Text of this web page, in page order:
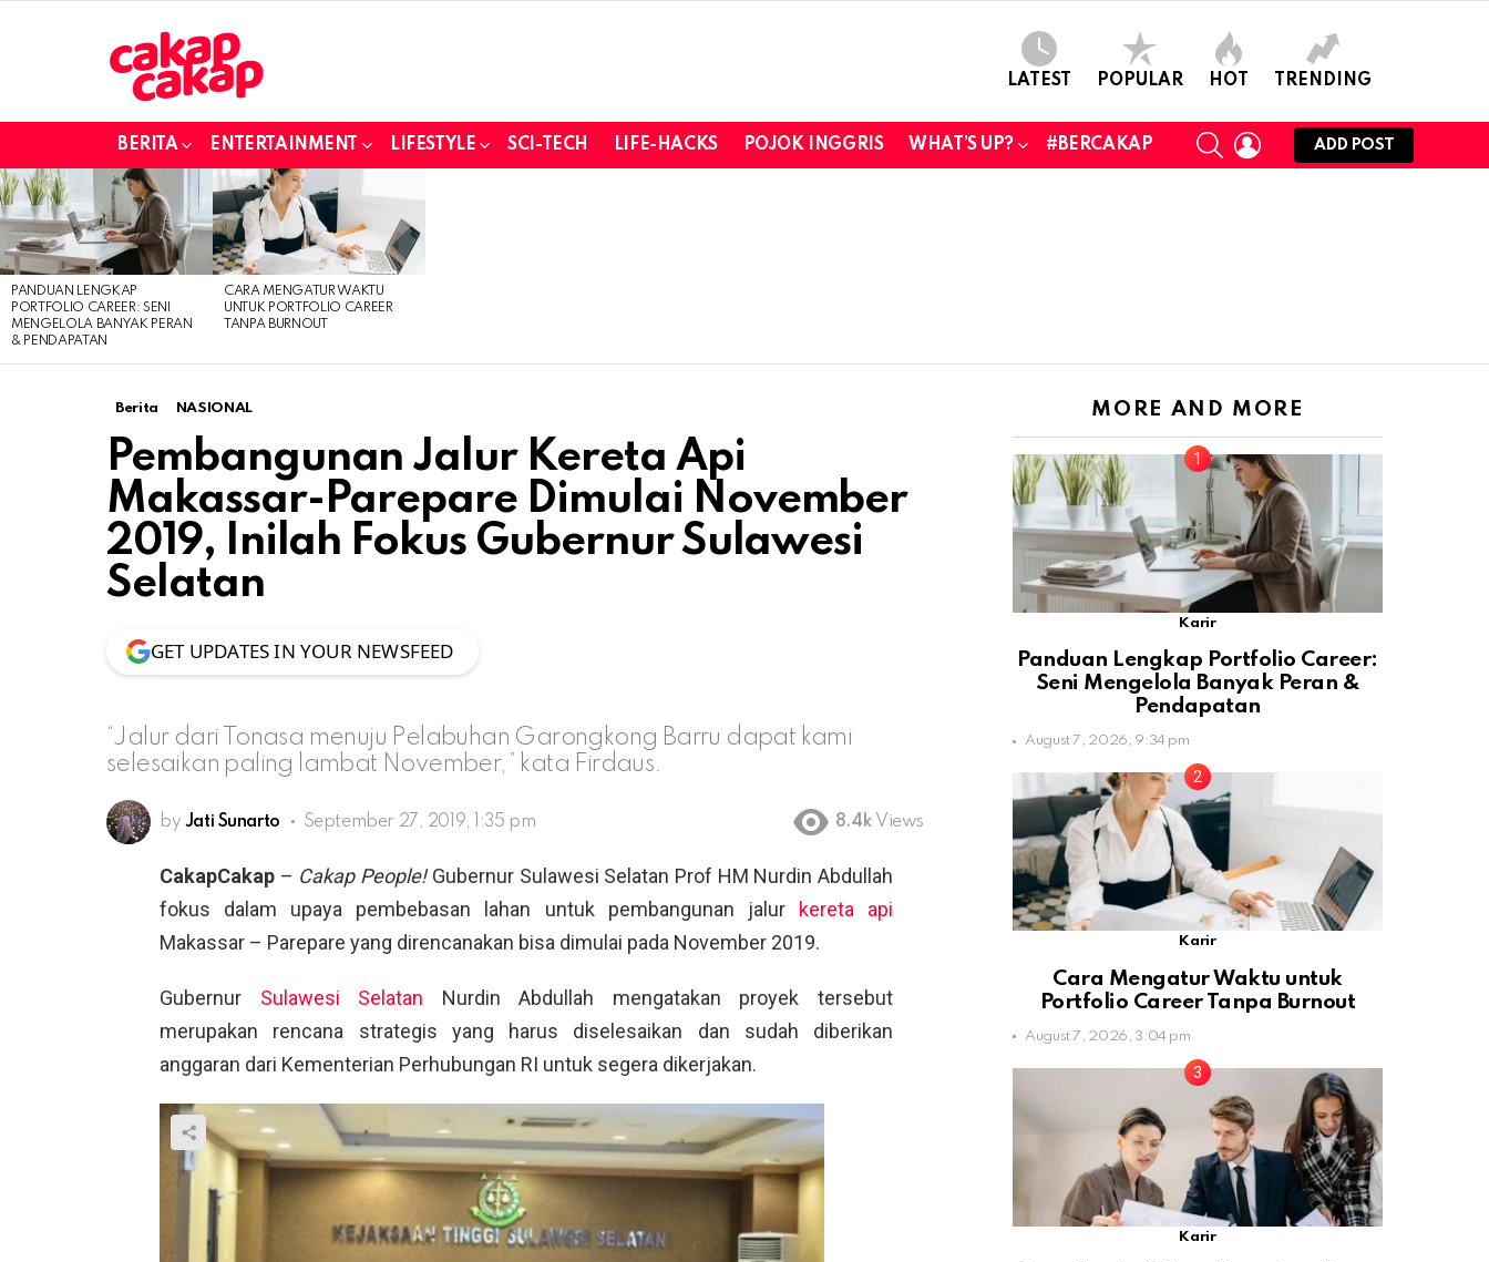
LATEST POPULAR HOT TRENDING
BERITA ENTERTAINMENT LIFESTYLE SCI-TECH LIFE-HACKS POJOK INGGRIS WHAT’S UP? #BERCAKAP
SEARCHLOGIN
ADD POST
LATEST
STORIES
PANDUAN LENGKAP
PORTFOLIO CAREER: SENI
MENGELOLA BANYAK PERAN
& PENDAPATAN
CARA MENGATUR WAKTU
UNTUK PORTFOLIO CAREER
TANPA BURNOUT
Berita NASIONAL
Pembangunan Jalur Kereta Api
Makassar-Parepare Dimulai November
2019, Inilah Fokus Gubernur Sulawesi
Selatan
GET UPDATES IN YOUR NEWSFEED
“Jalur dari Tonasa menuju Pelabuhan Garongkong Barru dapat kami
selesaikan paling lambat November,” kata Firdaus.
by Jati Sunarto September 27, 2019, 1:35 pm 8.4k Views
CakapCakap – Cakap People!Gubernur Sulawesi Selatan Prof HM Nurdin Abdullah
fokus dalam upaya pembebasan lahan untuk pembangunan jalur kereta api
Makassar – Parepare yang direncanakan bisa dimulai pada November 2019.
Gubernur Sulawesi Selatan Nurdin Abdullah mengatakan proyek tersebut
merupakan rencana strategis yang harus diselesaikan dan sudah diberikan
anggaran dari Kementerian Perhubungan RI untuk segera dikerjakan.
MORE AND MORE
Karir
Panduan Lengkap Portfolio Career:
Seni Mengelola Banyak Peran &
Pendapatan
August 7, 2026, 9:34 pm
Karir
Cara Mengatur Waktu untuk
Portfolio Career Tanpa Burnout
August 7, 2026, 3:04 pm
Karir